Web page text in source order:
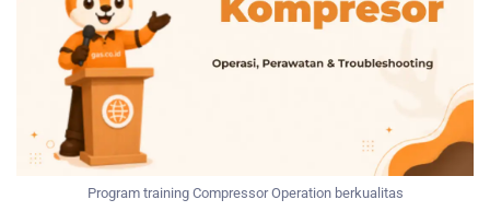
Program training Compressor Operation berkualitas